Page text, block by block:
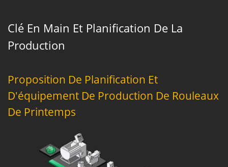
Clé En Main Et Planification De La
Production
Proposition De Planification Et
D'équipement De Production De Rouleaux
De Printemps